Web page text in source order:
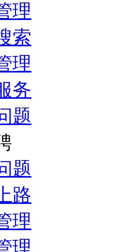
理
索
理
务
题
题
路
理
理